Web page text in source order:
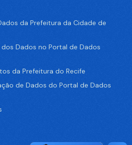
da Prefeitura da Cidade de
Dados no Portal de Dados
da Prefeitura do Recife
de Dados do Portal de Dados